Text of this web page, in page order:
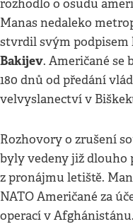
rozhodlo o osudu
Manas nedaleko
stvrdil svým podpisem
Bakijev. Američané se
180 dnů od předání
velvyslanectví v
Rozhovory o zrušení
byly vedeny již dlouho
z pronájmu letiště.
NATO Američané za
operací v